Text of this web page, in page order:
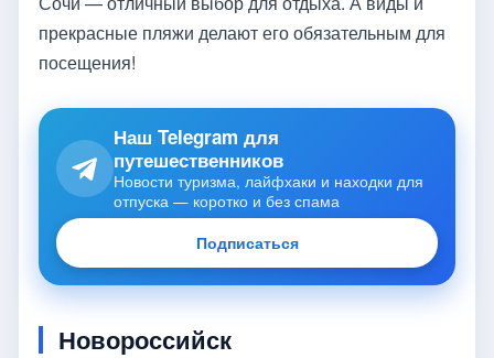
прекрасные пляжи делают его обязательным для
посещения!
Наш Telegram для
путешественников
Новости туризма, лайфхаки и находки для
отпуска — коротко и без спама
Подписаться
Новороссийск